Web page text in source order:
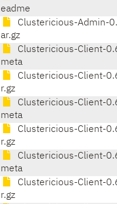
eadme
Clustericious-Admin-
ar.gz
Clustericious-Client-
meta
Clustericious-Client-
r.gz
Clustericious-Client-
meta
Clustericious-Client-
r.gz
Clustericious-Client-
meta
Clustericious-Client-
r.gz